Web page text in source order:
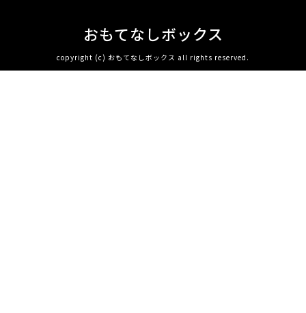
おもてなしボックス
copyright (c) おもてなしボックス all rights reserved.